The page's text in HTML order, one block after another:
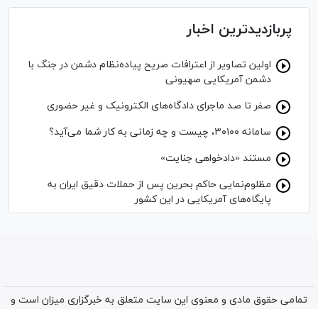
پربازدیدترین اخبار
اولین تصاویر از اعترافات صریح پیاده‌نظام‌ دشمن در جنگ با
دشمن آمریکایی صهیونی
صفر تا صد ماجرای دادگاه‌های الکترونیک و غیر حضوری
سامانه ۳۰۱۰۰، چیست و چه زمانی به کار شما می‌آید؟
مستند «دادخواهی جنایت»
مظلوم‌نمایی حاکم بحرین پس از حملات دقیق ایران به
پایگاه‌های آمریکایی در این کشور
تمامی حقوق مادی و معنوی این سایت متعلق به خبرگزاری میزان است و